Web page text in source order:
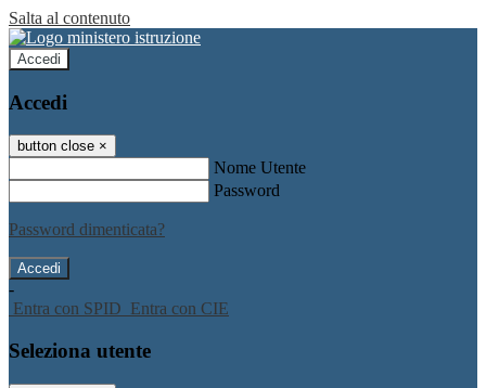
Salta al contenuto
Accedi
Accedi
button close ×
Nome Utente
Password
Password dimenticata?
-
Entra con SPID Entra con CIE
Seleziona utente